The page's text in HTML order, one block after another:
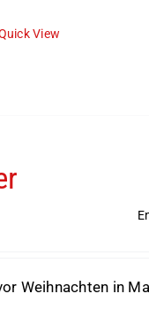
View
Weihnachten in